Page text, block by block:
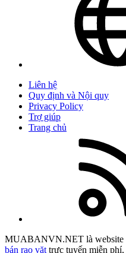
Liên hệ
Quy định và Nội quy
Privacy Policy
Trợ giúp
Trang chủ
MUABANVN.NET là website
bán rao vặt trực tuyến miễn